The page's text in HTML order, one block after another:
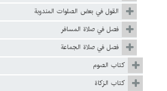
القول في بعض الصلوات المندوبة
فصل في صلاة المسافر
فصل في صلاة الجماعة
كتاب الصوم
كتاب الزكاة